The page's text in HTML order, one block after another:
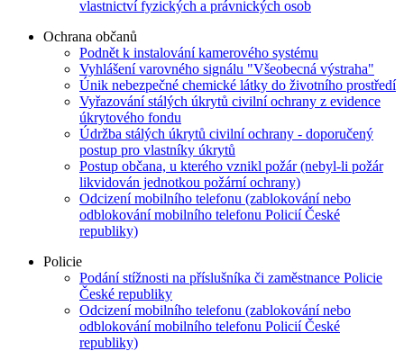
vlastnictví fyzických a právnických osob
Ochrana občanů
Podnět k instalování kamerového systému
Vyhlášení varovného signálu "Všeobecná výstraha"
Únik nebezpečné chemické látky do životního prostředí
Vyřazování stálých úkrytů civilní ochrany z evidence
úkrytového fondu
Údržba stálých úkrytů civilní ochrany - doporučený
postup pro vlastníky úkrytů
Postup občana, u kterého vznikl požár (nebyl-li požár
likvidován jednotkou požární ochrany)
Odcizení mobilního telefonu (zablokování nebo
odblokování mobilního telefonu Policií České
republiky)
Policie
Podání stížnosti na příslušníka či zaměstnance Policie
České republiky
Odcizení mobilního telefonu (zablokování nebo
odblokování mobilního telefonu Policií České
republiky)